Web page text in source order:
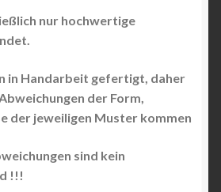
nur hochwertige
in Handarbeit gefertigt, daher
der Form,
der jeweiligen Muster kommen
sind kein
!!!